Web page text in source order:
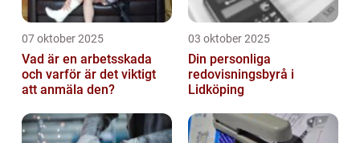
07 oktober 2025
Vad är en arbetsskada
och varför är det viktigt
att anmäla den?
03 oktober 2025
Din personliga
redovisningsbyrå i
Lidköping